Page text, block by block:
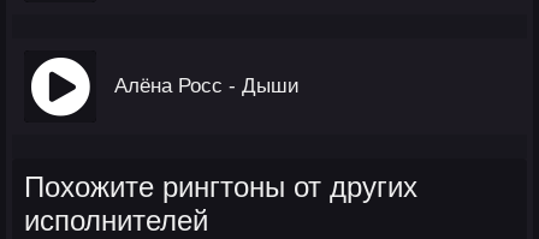
Алёна Росс - Дыши
Похожите рингтоны от других
исполнителей